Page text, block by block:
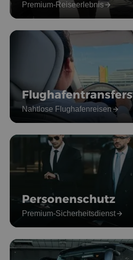
Premium-Reiseerlebnis
Flughafentransfers
Nahtlose Flughafenreisen
Personenschutz
Premium-Sicherheitsdienst